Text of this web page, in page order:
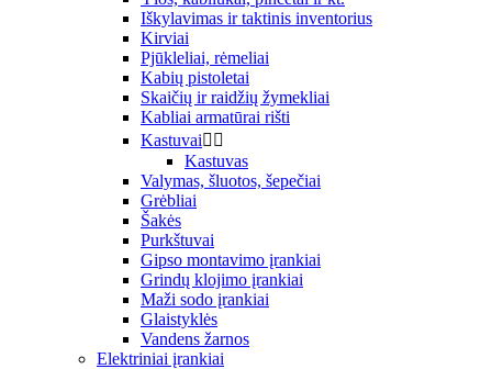
Iškylavimas ir taktinis inventorius
Kirviai
Pjūkleliai, rėmeliai
Kabių pistoletai
Skaičių ir raidžių žymekliai
Kabliai armatūrai rišti
Kastuvai 
Kastuvas
Valymas, šluotos, šepečiai
Grėbliai
Šakės
Purkštuvai
Gipso montavimo įrankiai
Grindų klojimo įrankiai
Maži sodo įrankiai
Glaistyklės
Vandens žarnos
Elektriniai įrankiai